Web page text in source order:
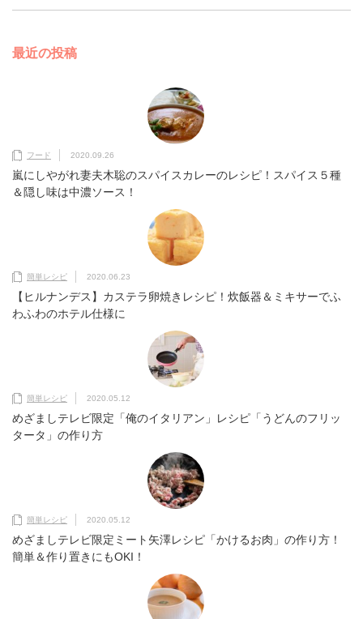
最近の投稿
フード 2020.09.26
嵐にしやがれ妻夫木聡のスパイスカレーのレシピ！スパイス５種
＆隠し味は中濃ソース！
簡単レシピ 2020.06.23
【ヒルナンデス】カステラ卵焼きレシピ！炊飯器＆ミキサーでふ
わふわのホテル仕様に
簡単レシピ 2020.05.12
めざましテレビ限定「俺のイタリアン」レシピ「うどんのフリッ
タータ」の作り方
簡単レシピ 2020.05.12
めざましテレビ限定ミート矢澤レシピ「かけるお肉」の作り方！
簡単＆作り置きにもOKI！